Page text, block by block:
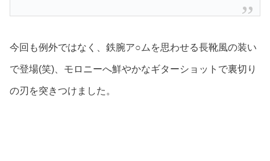
今回も例外ではなく、鉄腕ア○ムを思わせる長靴風の装い
で登場(笑)、モロニーへ鮮やかなギターショットで裏切り
の刃を突きつけました。